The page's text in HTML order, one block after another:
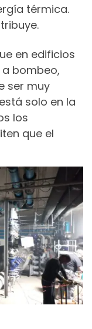
térmica.
en edificios
bombeo,
ser muy
solo en la
los
que el